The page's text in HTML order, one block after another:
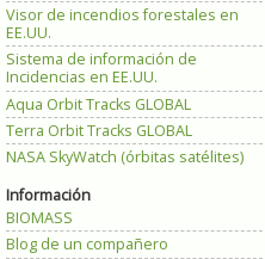
Visor de incendios forestales en
EE.UU.
Sistema de información de
Incidencias en EE.UU.
Aqua Orbit Tracks GLOBAL
Terra Orbit Tracks GLOBAL
NASA SkyWatch (órbitas satélites)
Información
BIOMASS
Blog de un compañero